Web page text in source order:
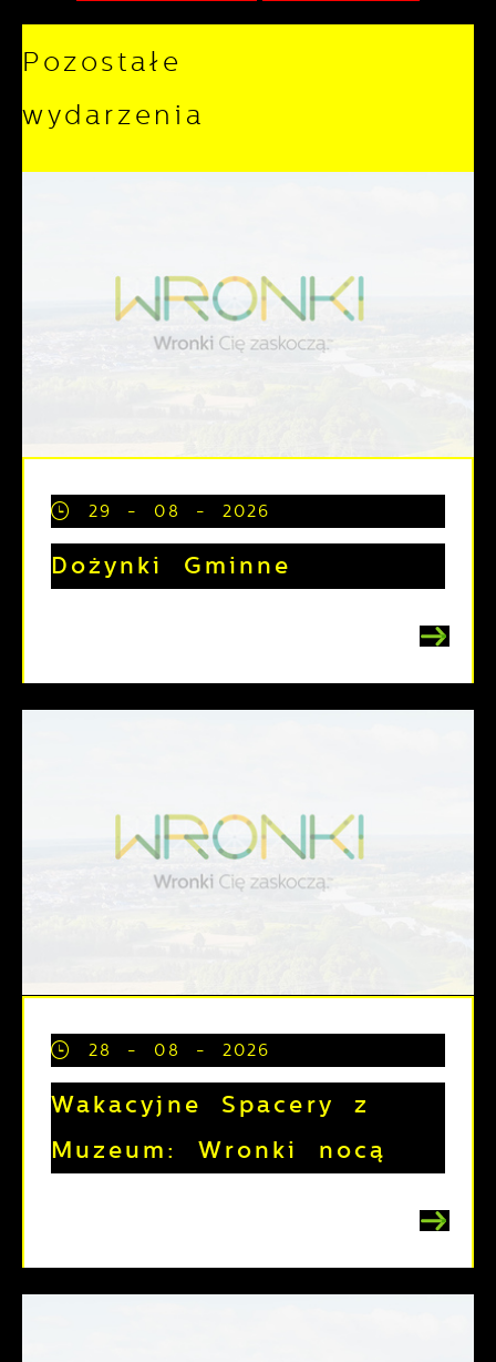
Pozostałe
wydarzenia
29 - 08 - 2026
Dożynki Gminne
28 - 08 - 2026
Wakacyjne Spacery z
Muzeum: Wronki nocą